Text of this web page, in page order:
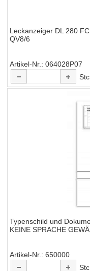
Leckanzeiger DL 280
QV8/6
Artikel-Nr.
064028P07
Typenschild und
KEINE SPRACHE
Artikel-Nr. 650000